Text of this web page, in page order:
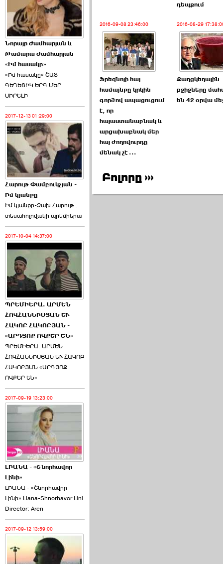
Որպես ընդդիմադիր
ընտրող՝ ›››
Նորայր Ժամհարյան և
Թամարա Ժամհարյան
«Իմ հասակը»
«Իմ հասակը» ՇԱՏ
ԳԵՂԵՑԻԿ ԵՐԳ ՄԵՐ
ՍԻՐԵԼԻ
2017-12-13 01:29:00
Հարութ Փամբուկչյան -
Իմ կյանքը
Իմ կյանքը-Ձախ Հարnւթ․
տեuաhnլnվակի պրեմիերա
2017-10-04 14:37:00
ՊՐԵՄԻԵՐԱ. ԱՐՄԵՆ
ՀՈՎՀԱՆՆԻՍՅԱՆ ԵՒ
ՀԱԿՈԲ ՀԱԿՈԲՅԱՆ -
«ԱՐԴՅՈՔ ՈՎՔԵՐ ԵՆ»
ՊՐԵՄԻԵՐԱ. ԱՐՄԵՆ
ՀՈՎՀԱՆՆԻՍՅԱՆ ԵՒ ՀԱԿՈԲ
ՀԱԿՈԲՅԱՆ «ԱՐԴՅՈՔ
ՈՎՔԵՐ ԵՆ»
2017-09-19 13:23:00
ԼԻԱՆԱ - «Շնորհավոր
Լինի»
ԼԻԱՆԱ - «Շնորհավոր
Լինի» Liana-Shnorhavor Lini
Director: Aren
2017-09-12 13:59:00
դեպքում
2016-09-08 23:46:00
Ֆրեզնոյի հայ
համայնքը կրկին
գործով ապացուցում
է, որ
հայաստանաբնակ և
արցախաբնակ մեր
հայ ժողովուրդը
մենակ չէ ...
2016-08-29
Քաղցկեղային
բջիջները
են 42 օրվա
Բոլորը ›››